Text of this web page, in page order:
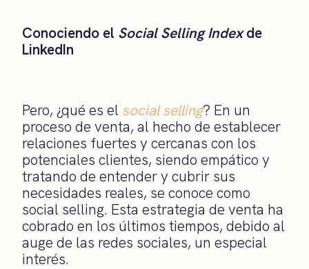
Conociendo el Social Selling Indexde
LinkedIn
Pero, ¿qué es el social selling? En un
proceso de venta, al hecho de establecer
relaciones fuertes y cercanas con los
potenciales clientes, siendo empático y
tratando de entender y cubrir sus
necesidades reales, se conoce como
social selling. Esta estrategia de venta ha
cobrado en los últimos tiempos, debido al
auge de las redes sociales, un especial
interés.